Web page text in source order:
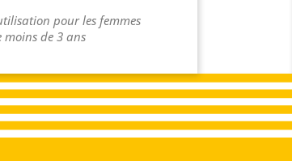
pour les femmes
moins de 3 ans